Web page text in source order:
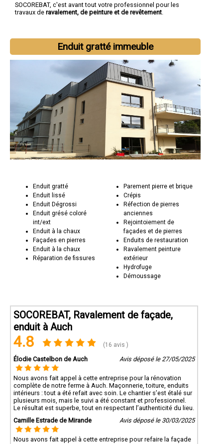
SOCOREBAT, c'est avant tout votre professionnel pour les
travaux de ravalement, de peinture et de revêtement
Enduit gratté immeuble
Enduit gratté
Enduit lissé
Enduit Dégrossi
Enduit grésé coloré
int/ext
Enduit à la chaux
Façades en pierres
Enduit à la chaux
Réparation de fissures
Parement pierre et brique
Crépis
Réfection de pierres
anciennes
Rejointoiement de
façades et de pierres
Enduits de restauration
Ravalement peinture
extérieur
Hydrofuge
Démoussage
SOCOREBAT, Ravalement de façade,
enduit à Auch
4.8 (16 avis )
Élodie Castelbon de Auch Avis déposé le 27/05/2025
Nous avons fait appel à cette entreprise pour la rénovation
complète de notre ferme à Auch. Maçonnerie, toiture, enduits
intérieurs : tout a été refait avec soin. Le chantier s’est étalé sur
plusieurs mois, mais le suivi a été constant et professionnel.
Le résultat est superbe, tout en respectant l’authenticité du lieu.
Camille Estrade de Mirande
Avis déposé le 30/03/2025
Nous avons fait appel à cette entreprise pour refaire la façade